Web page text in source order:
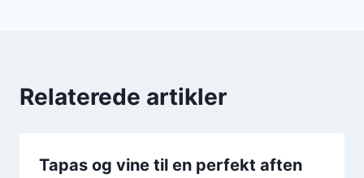
Relaterede artikler
Tapas og vine til en perfekt aften